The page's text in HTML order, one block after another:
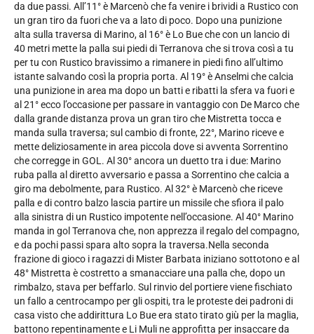
da due passi. All’11° è Marcenò che fa venire i brividi a Rustico con
un gran tiro da fuori che va a lato di poco. Dopo una punizione
alta sulla traversa di Marino, al 16° è Lo Bue che con un lancio di
40 metri mette la palla sui piedi di Terranova che si trova così a tu
per tu con Rustico bravissimo a rimanere in piedi fino all’ultimo
istante salvando così la propria porta. Al 19° è Anselmi che calcia
una punizione in area ma dopo un batti e ribatti la sfera va fuori e
al 21° ecco l’occasione per passare in vantaggio con De Marco che
dalla grande distanza prova un gran tiro che Mistretta tocca e
manda sulla traversa; sul cambio di fronte, 22°, Marino riceve e
mette deliziosamente in area piccola dove si avventa Sorrentino
che corregge in GOL. Al 30° ancora un duetto tra i due: Marino
ruba palla al diretto avversario e passa a Sorrentino che calcia a
giro ma debolmente, para Rustico. Al 32° è Marcenò che riceve
palla e di contro balzo lascia partire un missile che sfiora il palo
alla sinistra di un Rustico impotente nell’occasione. Al 40° Marino
manda in gol Terranova che, non apprezza il regalo del compagno,
e da pochi passi spara alto sopra la traversa.Nella seconda
frazione di gioco i ragazzi di Mister Barbata iniziano sottotono e al
48° Mistretta è costretto a smanacciare una palla che, dopo un
rimbalzo, stava per beffarlo. Sul rinvio del portiere viene fischiato
un fallo a centrocampo per gli ospiti, tra le proteste dei padroni di
casa visto che addirittura Lo Bue era stato tirato giù per la maglia,
battono repentinamente e Li Muli ne approfitta per insaccare da